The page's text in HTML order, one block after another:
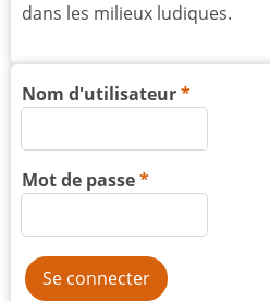
dans les milieux ludiques.
Nom d'utilisateur
Mot de passe